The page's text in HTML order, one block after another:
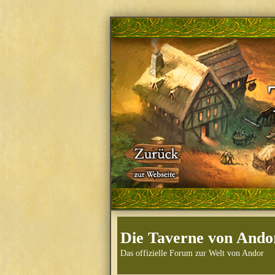
Die Taverne von
Das offizielle Forum zur Welt von Andor